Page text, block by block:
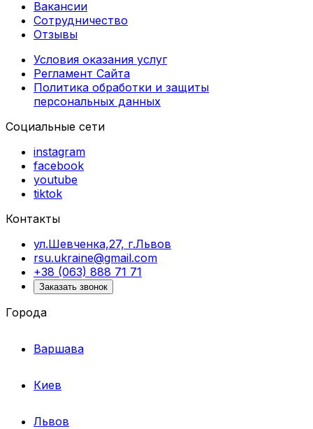
Вакансии
Сотрудничество
Отзывы
Условия оказания услуг
Регламент Сайта
Политика обработки и защиты
персональных данных
Социальные сети
instagram
facebook
youtube
tiktok
Контакты
ул.Шевченка,27, г.Львов
rsu.ukraine@gmail.com
+38 (063) 888 71 71
Заказать звонок
Города
Варшава
Киев
Львов